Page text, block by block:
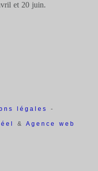
et 20 juin.
légales -
&Agence web